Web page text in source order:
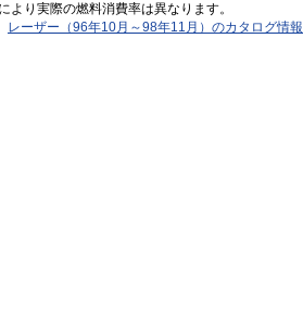
り実際の燃料消費率は異なります。
レーザー（96年10月～98年11月）のカタログ情